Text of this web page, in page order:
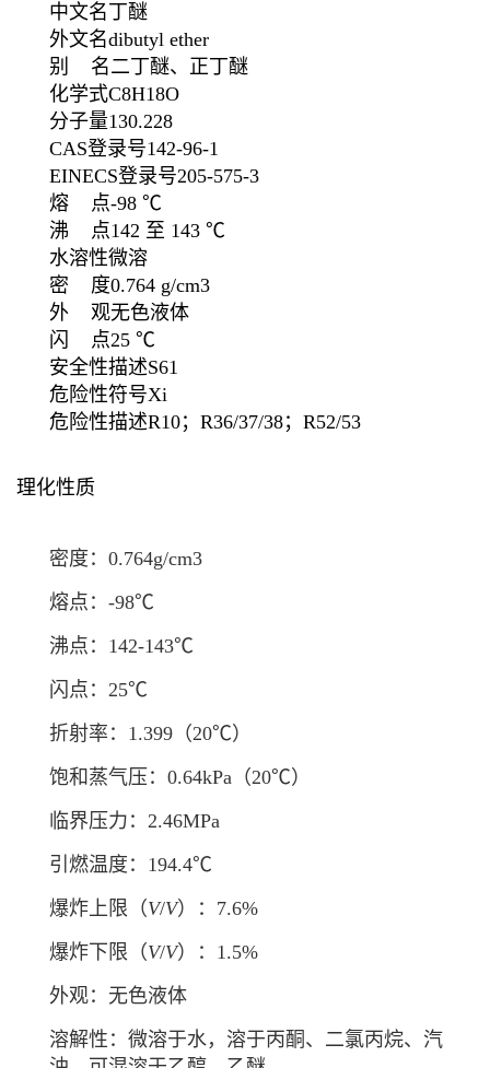
中文名丁醚
外文名dibutyl ether
别 名二丁醚、 正丁醚
化学式C8H18O
分子量130.228
CAS登录号142-96-1
EINECS登录号205-575-3
熔 点-98 ℃
沸 点142 至 143 ℃
水溶性微溶
密 度0.764 g/cm3
外 观无色液体
闪 点25 ℃
安全性描述S61
危险性符号Xi
危险性描述R10；R36/37/38；R52/53
理化性质
密度：0.764g/cm3
熔点：-98℃
沸点：142-143℃
闪点：25℃
折射率：1.399（20℃）
饱和蒸气压：0.64kPa（20℃）
临界压力：2.46MPa
引燃温度：194.4℃
爆炸上限（V/V）：7.6%
爆炸下限（V/V）：1.5%
外观：无色液体
溶解性：微溶于水，溶于丙酮、二氯丙烷、汽